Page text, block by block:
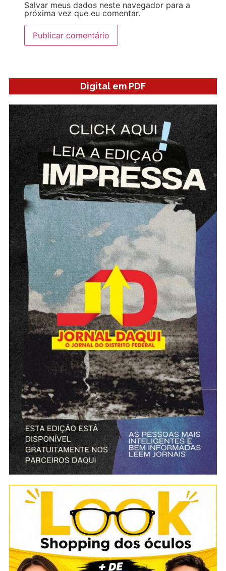
Salvar meus dados neste navegador para a
próxima vez que eu comentar.
Digital em PDF